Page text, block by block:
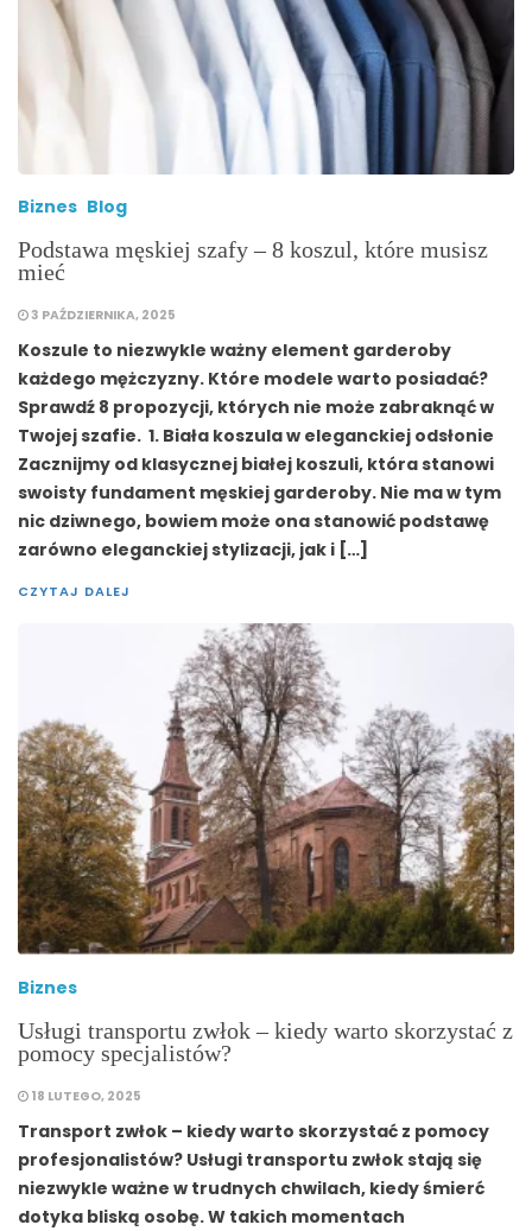
Biznes Blog
Podstawa męskiej szafy – 8 koszul, które musisz
mieć
3 PAŹDZIERNIKA, 2025
Koszule to niezwykle ważny element garderoby
każdego mężczyzny. Które modele warto posiadać?
Sprawdź 8 propozycji, których nie może zabraknąć w
Twojej szafie. 1. Biała koszula w eleganckiej odsłonie
Zacznijmy od klasycznej białej koszuli, która stanowi
swoisty fundament męskiej garderoby. Nie ma w tym
nic dziwnego, bowiem może ona stanowić podstawę
zarówno eleganckiej stylizacji, jak i […]
CZYTAJ DALEJ
Biznes
Usługi transportu zwłok – kiedy warto skorzystać z
pomocy specjalistów?
18 LUTEGO, 2025
Transport zwłok – kiedy warto skorzystać z pomocy
profesjonalistów? Usługi transportu zwłok stają się
niezwykle ważne w trudnych chwilach, kiedy śmierć
dotyka bliską osobę. W takich momentach